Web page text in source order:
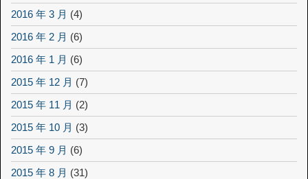
2016 年 3 月 (4)
2016 年 2 月 (6)
2016 年 1 月 (6)
2015 年 12 月 (7)
2015 年 11 月 (2)
2015 年 10 月 (3)
2015 年 9 月 (6)
2015 年 8 月 (31)